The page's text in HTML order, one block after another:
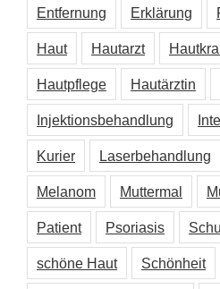
Entfernung Erklärung
Haut Hautarzt
Hautpflege Hautärztin
Injektionsbehandlung
Kurier Laserbehandlung
Melanom Muttermal
Patient Psoriasis
schöne Haut Schönheit